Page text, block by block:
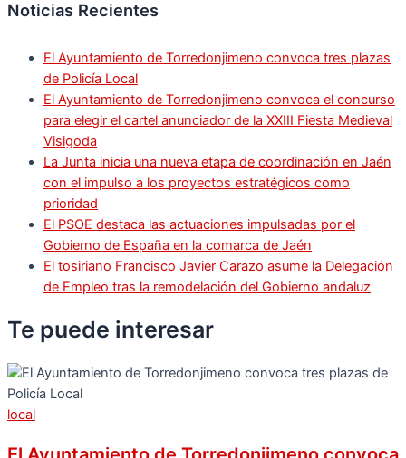
Noticias Recientes
El Ayuntamiento de Torredonjimeno convoca tres plazas
de Policía Local
El Ayuntamiento de Torredonjimeno convoca el concurso
para elegir el cartel anunciador de la XXIII Fiesta Medieval
Visigoda
La Junta inicia una nueva etapa de coordinación en Jaén
con el impulso a los proyectos estratégicos como
prioridad
El PSOE destaca las actuaciones impulsadas por el
Gobierno de España en la comarca de Jaén
El tosiriano Francisco Javier Carazo asume la Delegación
de Empleo tras la remodelación del Gobierno andaluz
Te puede interesar
local